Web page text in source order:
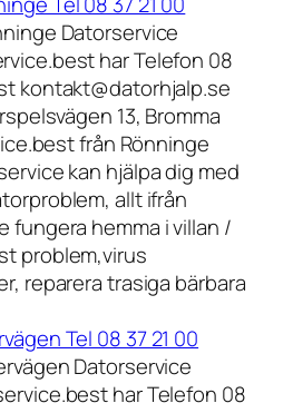
Datorservice
har Telefon 08
kontakt@datorhjalp.se
13, Bromma
från Rönninge
kan hjälpa dig med
allt ifrån
fungera hemma i villan /
problem,virus
reparera trasiga bärbara
Tel 08 37 21 00
Datorservice
har Telefon 08